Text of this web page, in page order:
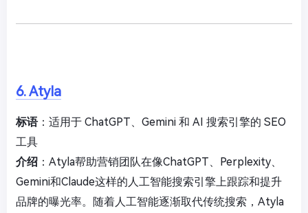
6. Atyla
标语：适用于 ChatGPT、Gemini 和 AI 搜索引擎的 SEO
工具
介绍 ：Atyla帮助营销团队在像ChatGPT、Perplexity、
Gemini和Claude这样的人工智能搜索引擎上跟踪和提升
品牌的曝光率。随着人工智能逐渐取代传统搜索，Atyla